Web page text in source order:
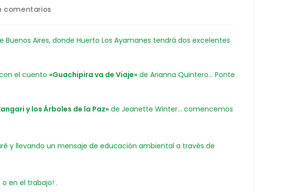
comentarios
Buenos Aires, donde Huerto Los Ayamanes tendrá dos excelentes
el cuento«Guachipira va de Viaje» de Arianna Quintero… Ponte
y los Árboles de la Paz»de Jeanette Winter… comencemos
y llevando un mensaje de educación ambiental a través de
en el trabajo! .